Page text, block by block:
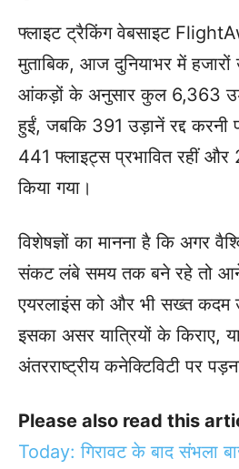
फ्लाइट ट्रैकिंग वेबसाइट
मुताबिक, आज दुनियाभर में हजारों
आंकड़ों के अनुसार कुल 6,363
हुईं, जबकि 391 उड़ानें रद्द करनी
441 फ्लाइट्स प्रभावित रहीं
किया गया।
विशेषज्ञों का मानना है कि अगर
संकट लंबे समय तक बने रहे तो आने
एयरलाइंस को और भी सख्त कदम
इसका असर यात्रियों के किराए,
अंतरराष्ट्रीय कनेक्टिविटी पर
Please also read this
Today: गिरावट के बाद संभला